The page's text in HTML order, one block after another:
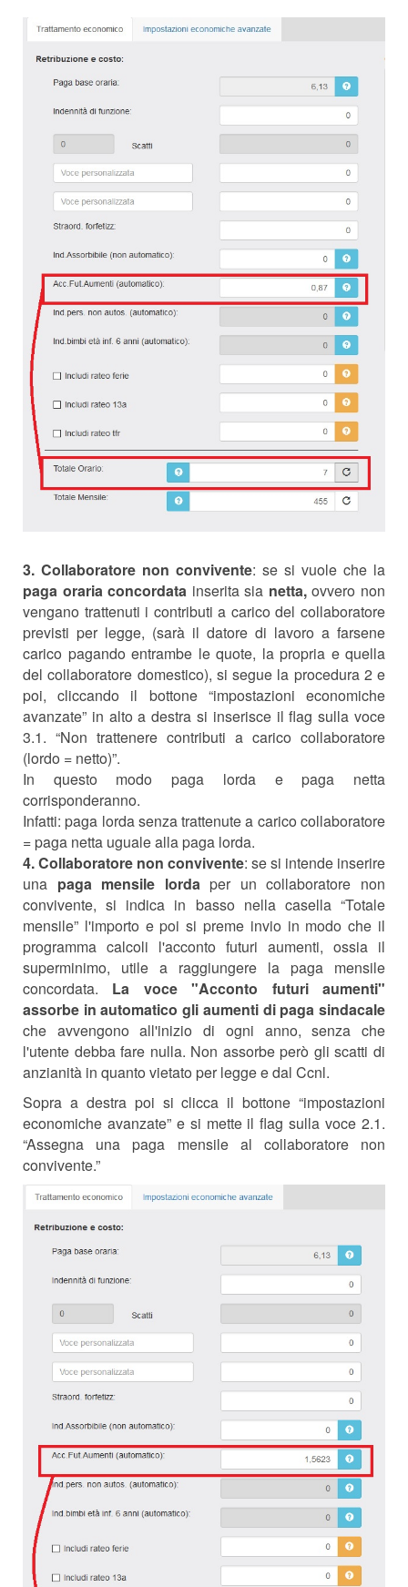
3. Collaboratore non convivente: se si vuole che la
paga oraria concordata inserita sia netta,ovvero non
vengano trattenuti i contributi a carico del collaboratore
previsti per legge, (sarà il datore di lavoro a farsene
carico pagando entrambe le quote, la propria e quella
del collaboratore domestico), si segue la procedura 2 e
poi, cliccando il bottone “impostazioni economiche
avanzate” in alto a destra si inserisce il flag sulla voce
3.1. “Non trattenere contributi a carico collaboratore
(lordo = netto)”.
In questo modo paga lorda e paga netta
corrisponderanno.
Infatti: paga lorda senza trattenute a carico collaboratore
= paga netta uguale alla paga lorda.
4.Collaboratore non convivente: se si intende inserire
una paga mensile lorda per un collaboratore non
convivente, si indica in basso nella casella “Totale
mensile” l'importo e poi si preme invio in modo che il
programma calcoli l'acconto futuri aumenti, ossia il
superminimo, utile a raggiungere la paga mensile
concordata. La voce "Acconto futuri aumenti"
assorbe in automatico gli aumenti di paga sindacale
che avvengono all'inizio di ogni anno, senza che
l'utente debba fare nulla. Non assorbe però gli scatti di
anzianità in quanto vietato per legge e dal Ccnl.
Sopra a destra poi si clicca il bottone “impostazioni
economiche avanzate” e si mette il flag sulla voce 2.1.
“Assegna una paga mensile al collaboratore non
convivente.”